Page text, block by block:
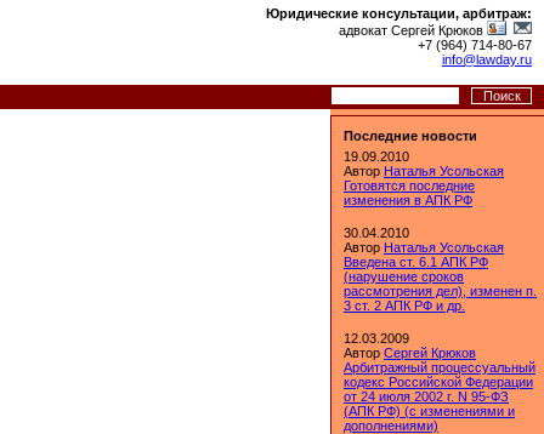
Юридические консультации, арбитраж:
адвокат Сергей Крюков
+7 (964) 714-80-67
info@lawday.ru
Последние новости
19.09.2010
Автор Наталья Усольская
Готовятся последние
изменения в АПК РФ
30.04.2010
Автор Наталья Усольская
Введена ст. 6.1 АПК РФ
(нарушение сроков
рассмотрения дел), изменен п.
3 ст. 2 АПК РФ и др.
12.03.2009
Автор Сергей Крюков
Арбитражный процессуальный
кодекс Российской Федерации
от 24 июля 2002 г. N 95-ФЗ
(АПК РФ) (с изменениями и
дополнениями)